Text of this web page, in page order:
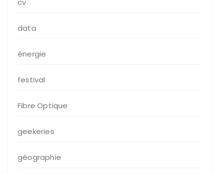
cv
data
énergie
festival
Fibre Optique
geekeries
géographie